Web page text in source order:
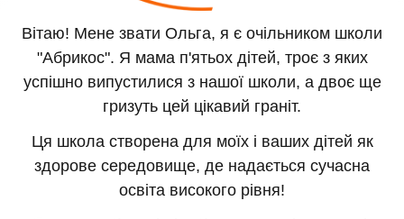
Вітаю! Мене звати Ольга, я є очільником школи
"Абрикос". Я мама п'ятьох дітей, троє з яких
успішно випустилися з нашої школи, а двоє ще
гризуть цей цікавий граніт.
Ця школа створена для моїх і ваших дітей як
здорове середовище, де надається сучасна
освіта високого рівня!